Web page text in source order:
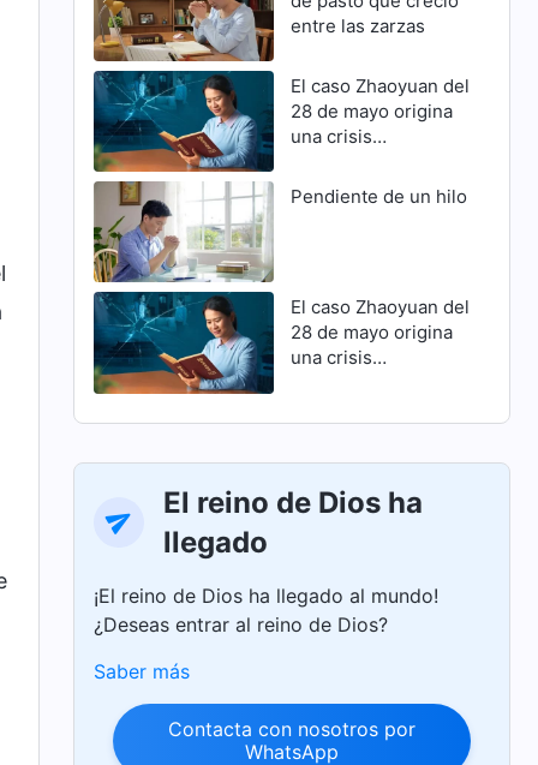
entre las zarzas
El caso Zhaoyuan del
28 de mayo origina
una crisis
Pendiente de un hilo
El caso Zhaoyuan del
28 de mayo origina
una crisis
El reino de Dios ha
llegado
¡El reino de Dios ha llegado al mundo!
¿Deseas entrar al reino de Dios?
Saber más
Contacta con nosotros por
WhatsApp